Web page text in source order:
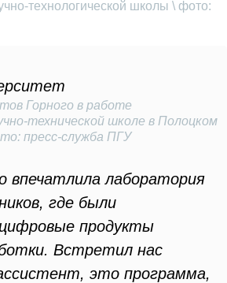
технологической школы \ фото:
Горного в работе
технической школе в Полоцком
пресс-служба ПГУ
впечатлила лаборатория
где были
продукты
Встретил нас
это программа,